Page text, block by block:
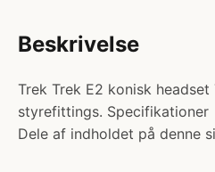
Beskrivelse
Trek Trek E2 konisk
styrefittings. Specifikationer
Dele af indholdet på denne